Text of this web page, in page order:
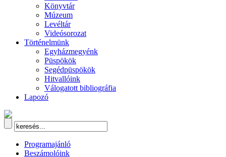
Könyvtár
Múzeum
Levéltár
Videósorozat
Történelmünk
Egyházmegyénk
Püspökök
Segédpüspökök
Hitvallóink
Válogatott bibliográfia
Lapozó
Programajánló
Beszámolóink